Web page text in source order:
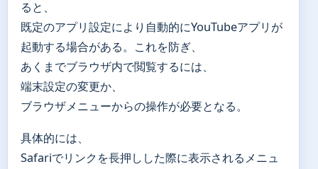
ると、
既定のアプリ設定により自動的にYouTubeアプリが
起動する場合がある。これを防ぎ、
あくまでブラウザ内で閲覧するには、
端末設定の変更か、
ブラウザメニューからの操作が必要となる。
具体的には、
Safariでリンクを長押しした際に表示されるメニュ